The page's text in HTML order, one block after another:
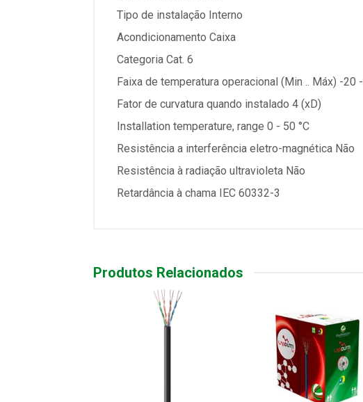
Tipo de instalação Interno
Acondicionamento Caixa
Categoria Cat. 6
Faixa de temperatura operacional (Min .. Máx) -20
Fator de curvatura quando instalado 4 (xD)
Installation temperature, range 0 - 50 °C
Resistência a interferência eletro-magnética Não
Resistência à radiação ultravioleta Não
Retardância à chama IEC 60332-3
Produtos Relacionados